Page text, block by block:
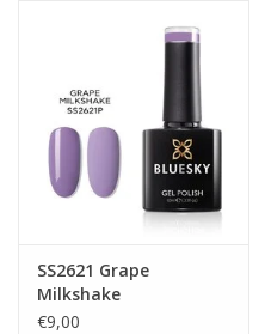
SS2621 Grape
Milkshake
€9,00